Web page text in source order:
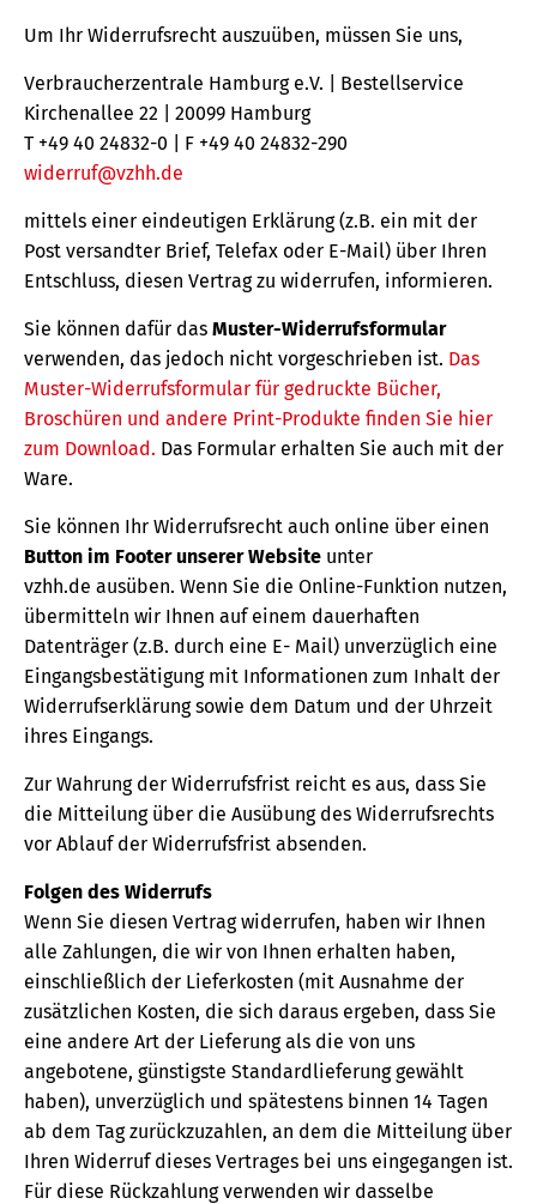
Um Ihr Widerrufsrecht auszuüben, müssen Sie uns,
Verbraucherzentrale Hamburg e.V. | Bestellservice
Kirchenallee 22 | 20099 Hamburg
T +49 40 24832-0 | F +49 40 24832-290
widerruf@vzhh.de
mittels einer eindeutigen Erklärung (z.B. ein mit der
Post versandter Brief, Telefax oder E-Mail) über Ihren
Entschluss, diesen Vertrag zu widerrufen, informieren.
Sie können dafür das Muster-Widerrufsformular
verwenden, das jedoch nicht vorgeschrieben ist. Das
Muster-Widerrufsformular für gedruckte Bücher,
Broschüren und andere Print-Produkte finden Sie hier
zum Download. Das Formular erhalten Sie auch mit der
Ware.
Sie können Ihr Widerrufsrecht auch online über einen
Button im Footer unserer Website unter
vzhh.de ausüben. Wenn Sie die Online-Funktion nutzen,
übermitteln wir Ihnen auf einem dauerhaften
Datenträger (z.B. durch eine E- Mail) unverzüglich eine
Eingangsbestätigung mit Informationen zum Inhalt der
Widerrufserklärung sowie dem Datum und der Uhrzeit
ihres Eingangs.
Zur Wahrung der Widerrufsfrist reicht es aus, dass Sie
die Mitteilung über die Ausübung des Widerrufsrechts
vor Ablauf der Widerrufsfrist absenden.
Folgen des Widerrufs
Wenn Sie diesen Vertrag widerrufen, haben wir Ihnen
alle Zahlungen, die wir von Ihnen erhalten haben,
einschließlich der Lieferkosten (mit Ausnahme der
zusätzlichen Kosten, die sich daraus ergeben, dass Sie
eine andere Art der Lieferung als die von uns
angebotene, günstigste Standardlieferung gewählt
haben), unverzüglich und spätestens binnen 14 Tagen
ab dem Tag zurückzuzahlen, an dem die Mitteilung über
Ihren Widerruf dieses Vertrages bei uns eingegangen ist.
Für diese Rückzahlung verwenden wir dasselbe